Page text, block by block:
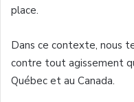
place.
Dans ce contexte, nous
contre tout agissement
Québec et au Canada.